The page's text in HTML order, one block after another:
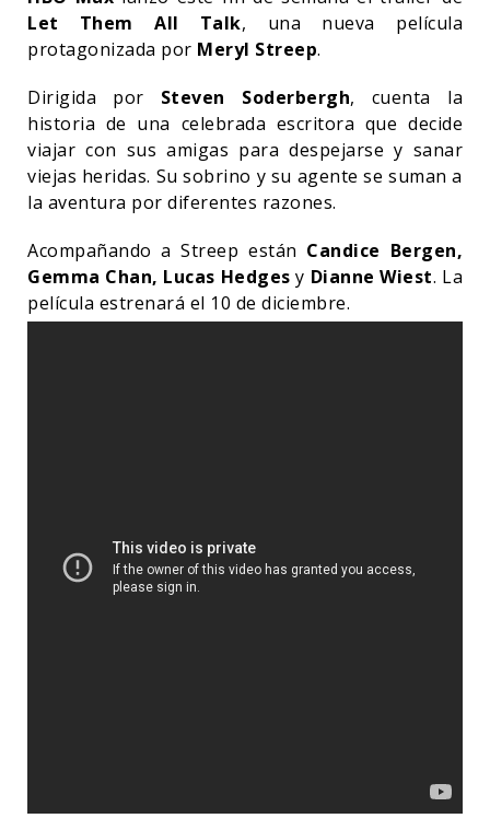
Let Them All Talk, una nueva película
protagonizada por Meryl Streep.
Dirigida por Steven Soderbergh, cuenta la
historia de una celebrada escritora que decide
viajar con sus amigas para despejarse y sanar
viejas heridas. Su sobrino y su agente se suman a
la aventura por diferentes razones.
Acompañando a Streep están Candice Bergen,
Gemma Chan, Lucas Hedges y Dianne Wiest. La
película estrenará el 10 de diciembre.